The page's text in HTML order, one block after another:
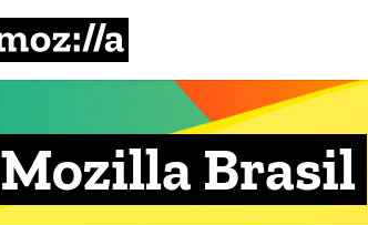
Mozilla Brasil